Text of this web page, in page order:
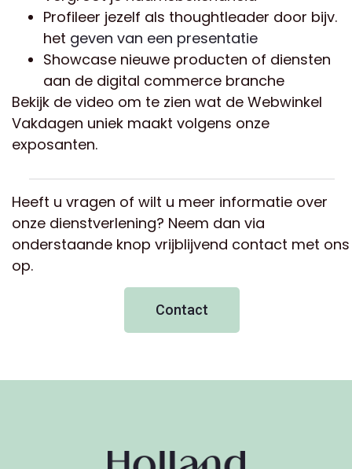
Profileer jezelf als thoughtleader door bijv.
het geven van een presentatie
Showcase nieuwe producten of diensten
aan de digital commerce branche
Bekijk de video om te zien wat de Webwinkel
Vakdagen uniek maakt volgens onze
exposanten.
Heeft u vragen of wilt u meer informatie over
onze dienstverlening? Neem dan via
onderstaande knop vrijblijvend contact met ons
op.
Contact